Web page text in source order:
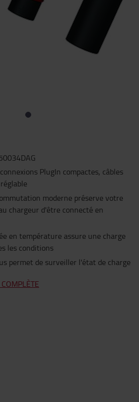
PlugIn compactes, câbles
moderne préserve votre
chargeur d'être connecté en
en température assure une charge
les conditions
permet de surveiller l'état de charge